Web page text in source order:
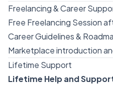
Freelancing & Career
Free Freelancing Session
Career Guidelines &
Marketplace introduction
Lifetime Support
Lifetime Help and